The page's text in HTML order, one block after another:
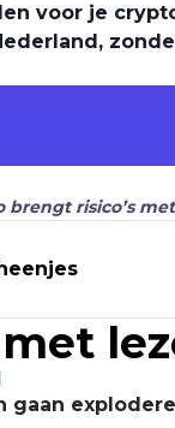
voor je
brengt risico’s
gaan